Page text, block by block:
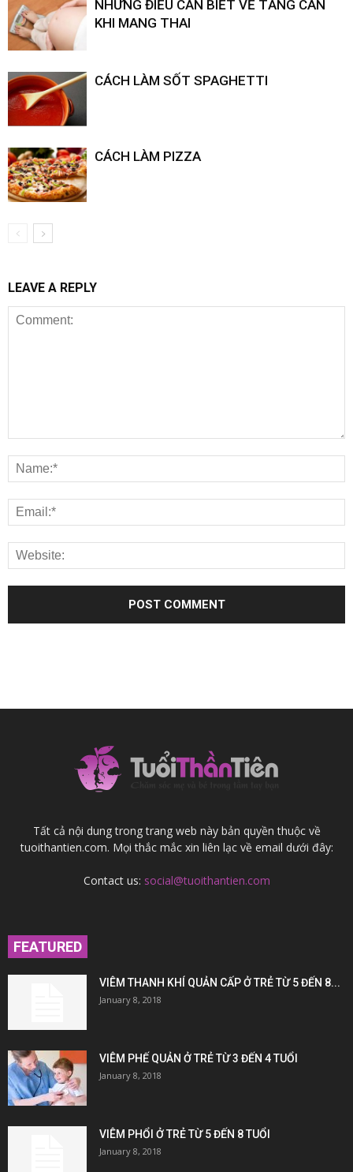
NHỮNG ĐIỀU CẦN BIẾT VỀ TĂNG CÂN
KHI MANG THAI
CÁCH LÀM SỐT SPAGHETTI
CÁCH LÀM PIZZA
LEAVE A REPLY
Tất cả nội dung trong trang web này bản quyền thuộc về
tuoithantien.com. Mọi thắc mắc xin liên lạc về email dưới đây:
Contact us: social@tuoithantien.com
FEATURED
VIÊM THANH KHÍ QUẢN CẤP Ở TRẺ TỪ 5 ĐẾN 8...
January 8, 2018
VIÊM PHẾ QUẢN Ở TRẺ TỪ 3 ĐẾN 4 TUỔI
January 8, 2018
VIÊM PHỔI Ở TRẺ TỪ 5 ĐẾN 8 TUỔI
January 8, 2018